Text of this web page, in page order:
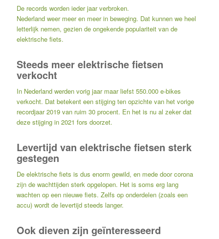
De records worden ieder jaar verbroken.
Nederland weer meer en meer in beweging. Dat kunnen we heel
letterlijk nemen, gezien de ongekende populariteit van de
elektrische fiets.
Steeds meer elektrische fietsen
verkocht
In Nederland werden vorig jaar maar liefst 550.000 e-bikes
verkocht. Dat betekent een stijging ten opzichte van het vorige
recordjaar 2019 van ruim 30 procent. En het is nu al zeker dat
deze stijging in 2021 fors doorzet.
Levertijd van elektrische fietsen sterk
gestegen
De elektrische fiets is dus enorm gewild, en mede door corona
zijn de wachttijden sterk opgelopen. Het is soms erg lang
wachten op een nieuwe fiets. Zelfs op onderdelen (zoals een
accu) wordt de levertijd steeds langer.
Ook dieven zijn geïnteresseerd